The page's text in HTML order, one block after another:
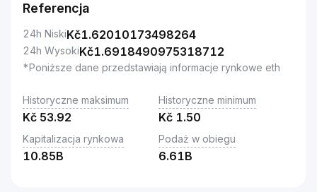
Referencja
24h NiskiKč1.62010173498264
24h WysokiKč1.6918490975318712
*Poniższe dane przedstawiają informacje rynkowe eth
Historyczne maksimum
Kč 53.92
Historyczne minimum
Kč 1.50
Kapitalizacja rynkowa
10.85B
Podaż w obiegu
6.61B